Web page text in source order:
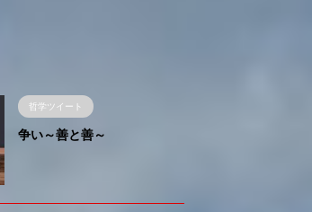
哲学ツイート
争い～善と善～